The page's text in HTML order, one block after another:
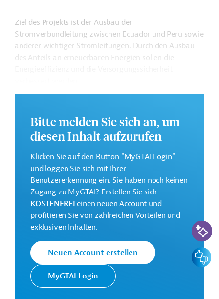
Ziel des Projekts ist der Ausbau der
Stromverbundleitung zwischen Ecuador und Peru sowie
anderer wichtiger Stromleitungen. Durch den Ausbau
des Anteils an erneuerbaren Energien sollen die
Weitere Informationen zu dem geplanten Projekt finden
Sie auf derWebseite der EIB.
GTAI informiert über dieEIB: Schwerpunkte, Regularien
und praktische Hinweise zur Geschäftsanbahnung.
Gesamtkosten:
226 Millionen Euro (voraussichtlich)
Geberbeitrag:
97 Millionen Euro (voraussichtlich; Darlehen)
Kontaktadressen
Bitte melden Sie sich an, um
diesen Inhalt aufzurufen
Klicken Sie auf den Button "MyGTAI Login"
und loggen Sie sich mit Ihrer
Benutzererkennung ein. Sie haben noch keinen
Zugang zu MyGTAI? Erstellen Sie sich
KOSTENFREIeinen neuen Account und
profitieren Sie von zahlreichen Vorteilen und
exklusiven Inhalten.
Neuen Account erstellen
MyGTAI Login
KI-